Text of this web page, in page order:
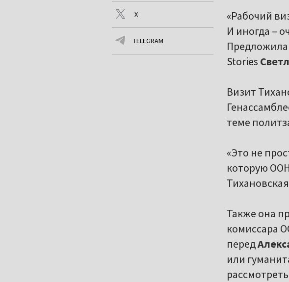
X
TELEGRAM
«Рабочий
И иногда –
Предложила
Stories
Визит
теме
«Это не
которую
Также она
комиссара
перед
или